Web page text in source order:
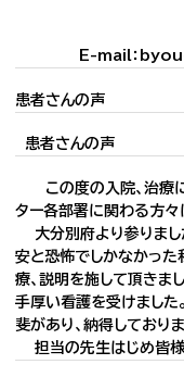
E-mail：
患者さんの声
患者さんの声
この度の入院、治療に
ター各部署に関わる方々
大分別府より参りまし
安と恐怖でしかなかった
療、説明を施して頂きま
手厚い看護を受けました
斐があり、納得しておりま
担当の先生はじめ皆様